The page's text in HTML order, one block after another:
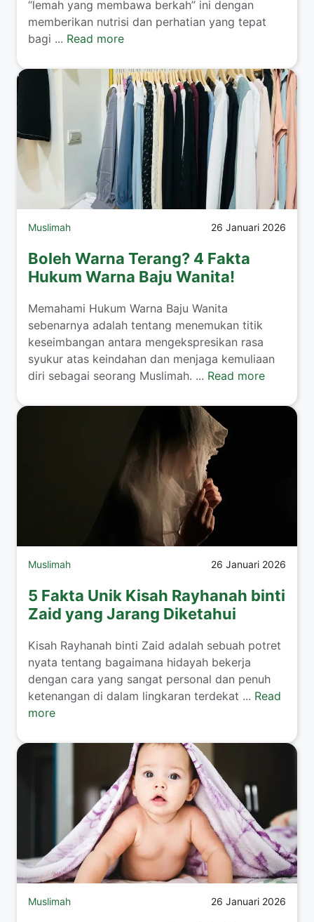
“lemah yang membawa berkah” ini dengan
memberikan nutrisi dan perhatian yang tepat
bagi ... Read more
Muslimah 26 Januari 2026
Boleh Warna Terang? 4 Fakta
Hukum Warna Baju Wanita!
​Memahami Hukum Warna Baju Wanita
sebenarnya adalah tentang menemukan titik
keseimbangan antara mengekspresikan rasa
syukur atas keindahan dan menjaga kemuliaan
diri sebagai seorang Muslimah. ... Read more
Muslimah 26 Januari 2026
5 Fakta Unik Kisah Rayhanah binti
Zaid yang Jarang Diketahui
​Kisah Rayhanah binti Zaid adalah sebuah potret
nyata tentang bagaimana hidayah bekerja
dengan cara yang sangat personal dan penuh
ketenangan di dalam lingkaran terdekat ... Read
more
Muslimah 26 Januari 2026